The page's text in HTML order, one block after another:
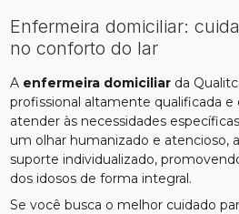
Enfermeira domiciliar:
no conforto do lar
A enfermeira domiciliar da
profissional altamente qualificada e
atender às necessidades
um olhar humanizado e atencioso,
suporte individualizado,
dos idosos de forma integral.
Se você busca o melhor cuidado